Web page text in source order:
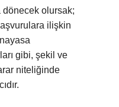
dönecek olursak;
ilişkin
gibi, şekil ve
niteliğinde